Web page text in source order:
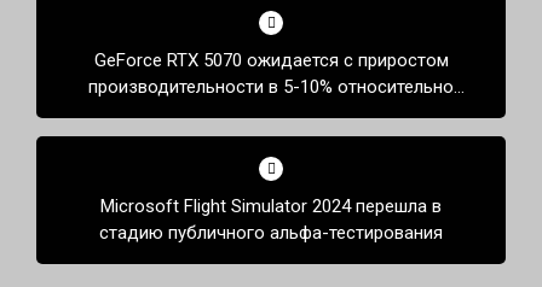
записямGeForce RTX 5070 ожидается с приростом
производительности в 5-10% относительно
GeForce RTX 4070 Ti Super
Microsoft Flight Simulator 2024 перешла в
стадию публичного альфа-тестирования